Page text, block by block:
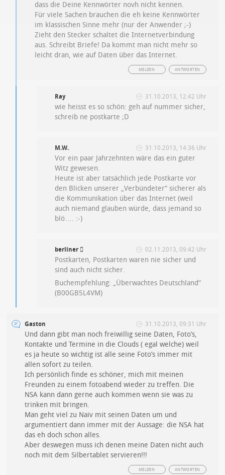
dass die Deine Kennwörter novh nicht kennen.
Für viele Sachen brauchen die eh keine Kennwörter
im klassischen Sinne mehr (nur der Anwender ;-)
Zieht den Stecker schaltet die Internetverbindung
aus. Schreibt Briefe! Da kommt man nicht mehr so
leicht dran, wie auf Daten über das Internet.
ANTWORTEN
MELDEN
Ray 31.10.2013, 12:42 Uhr
wie heisst es so schön: geh auf nummer sicher,
schreib ne postkarte ;D
M.W. 31.10.2013, 14:36 Uhr
Vor ein paar Jahrzehnten wäre das ein guter
Witz gewesen.
Heute ist aber tatsächlich jede Postkarte vor
den Blicken unserer „Verbündeter“ sicherer als
die Kommunikation über das Internet (weil
auch niemand glauben würde, dass jemand so
blö…. :-)
berliner  02.11.2013, 09:42 Uhr
Postkarten, Postkarten waren nie sicher und
sind auch nicht sicher.
Buchempfehlung: „Überwachtes Deutschland“
(B00GB5L4VM)
Gaston 31.10.2013, 09:31 Uhr
Und dann gibt man noch freiwillig seine Daten, Foto’s,
Kontakte und Termine in die Clouds ( egal welche) weil
es ja heute so wichtig ist alle seine Foto’s immer mit
allen sofort zu teilen.
Ich persönlich finde es schöner, mich mit meinen
Freunden zu einem fotoabend wieder zu treffen. Die
NSA kann dann gerne auch kommen wenn sie was zu
trinken mit bringen.
Man geht viel zu Naiv mit seinen Daten um und
argumentiert dann immer mit der Aussage: die NSA hat
das eh doch schon alles.
Aber deswegen muss ich denen meine Daten nicht auch
noch mit dem Silbertablet servieren!!!
ANTWORTEN
MELDEN